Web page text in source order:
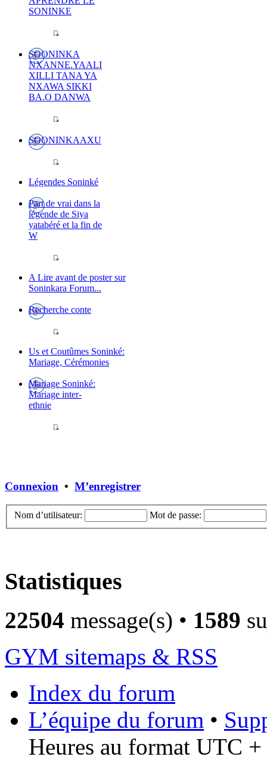
SONINKE
SOONINKA
NXANNE.YAALI
XILLI TANA YA
NXAWA SIKKI
BA.O DANWA
SOONINKAAXU
Légendes Soninké
Part de vrai dans la
légende de Siya
yatabéré et la fin de
W
A Lire avant de poster sur
Soninkara Forum...
Recherche conte
Us et Coutûmes Soninké:
Mariage, Cérémonies
Mariage Soninké:
Mariage inter-
ethnie
Connexion • M’enregistrer
Nom d’utilisateur: Mot de passe:
Statistiques
22504 message(s) • 1589
GYM sitemaps & RSS
Index du forum
L’équipe du forum •
Heures au format UTC +